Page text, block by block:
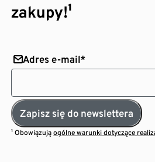
zakupy!¹
Adres e-mail*
Zapisz się do newslettera
¹ Obowiązująogólne warunki dotyczące